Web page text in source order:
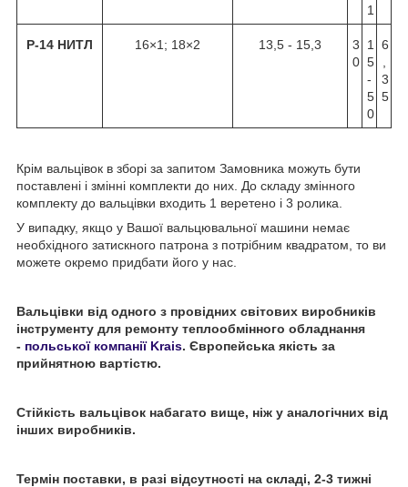
1
Р-14 НИТЛ 16×1; 18×2 13,5 - 15,3
3
0
1
5
-
5
0
6
3
5
Крім вальцівок в зборі за запитом Замовника можуть бути
поставлені і змінні комплекти до них. До складу змінного
комплекту до вальцівки входить 1 веретено і 3 ролика.
У випадку, якщо у Вашої вальцювальної машини немає
необхідного затискного патрона з потрібним квадратом, то ви
можете окремо придбати його у нас.
Вальцівки від одного з провідних світових виробників
інструменту для ремонту теплообмінного обладнання
- польської компанії Krais. Європейська якість за
прийнятною вартістю.
Стійкість вальцівок набагато вище, ніж у аналогічних від
інших виробників.
Термін поставки, в разі відсутності на складі, 2-3 тижні